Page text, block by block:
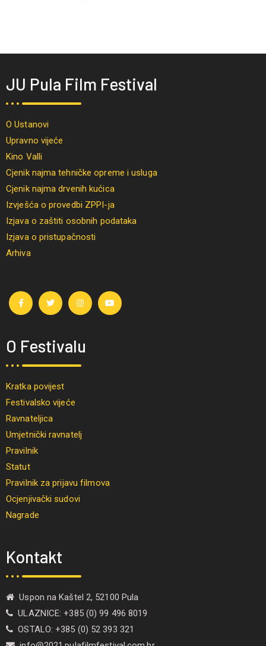
JU Pula Film Festival
O Ustanovi
Upravno vijeće
Kino Valli
Cjenik najma tehničke opreme i usluga
Cjenik najma drvenih kućica
Izvješća o provedbi ZPPI-ja
Izjava o zaštiti osobnih podataka
Izjava o pristupačnosti
Arhiva
O Festivalu
Kratka povijest
Festivalsko vijeće
Ravnateljica
Umjetnički ravnatelj
Pravilnik
Statut
Pravilnik za prijavu filmova
Ocjenjivački sudovi
Nagrade
Kontakt
Uspon na Kaštel 2, 52100 Pula
ULAZNICE: +385 (0) 99 496 8019
OSTALO: +385 (0) 52 393 321